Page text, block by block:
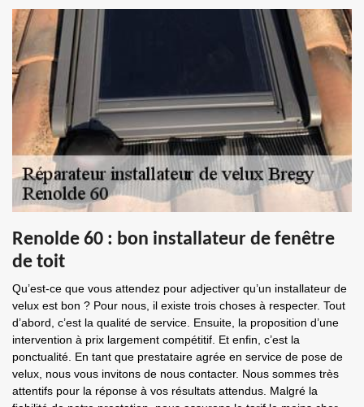
Renolde 60 : bon installateur de fenêtre
de toit
Qu’est-ce que vous attendez pour adjectiver qu’un installateur de
velux est bon ? Pour nous, il existe trois choses à respecter. Tout
d’abord, c’est la qualité de service. Ensuite, la proposition d’une
intervention à prix largement compétitif. Et enfin, c’est la
ponctualité. En tant que prestataire agrée en service de pose de
velux, nous vous invitons de nous contacter. Nous sommes très
attentifs pour la réponse à vos résultats attendus. Malgré la